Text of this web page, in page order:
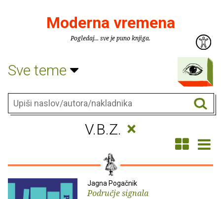
Moderna vremena
Pogledaj... sve je puno knjiga.
Sve teme
V.B.Z. ×
Jagna Pogačnik
Područje signala